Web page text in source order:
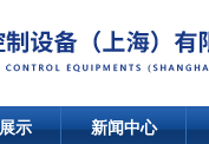
示 新闻中心